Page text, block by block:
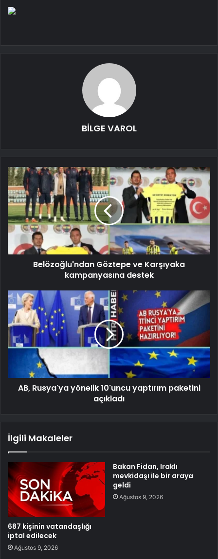
BİLGE VAROL
Belözoğlu'ndan Göztepe ve Karşıyaka
kampanyasına destek
AB, Rusya'ya yönelik 10'uncu yaptırım paketini
açıkladı
İlgili Makaleler
687 kişinin vatandaşlığı
iptal edilecek
Ağustos 9, 2026
Bakan Fidan, Iraklı
mevkidaşı ile bir araya
geldi
Ağustos 9, 2026